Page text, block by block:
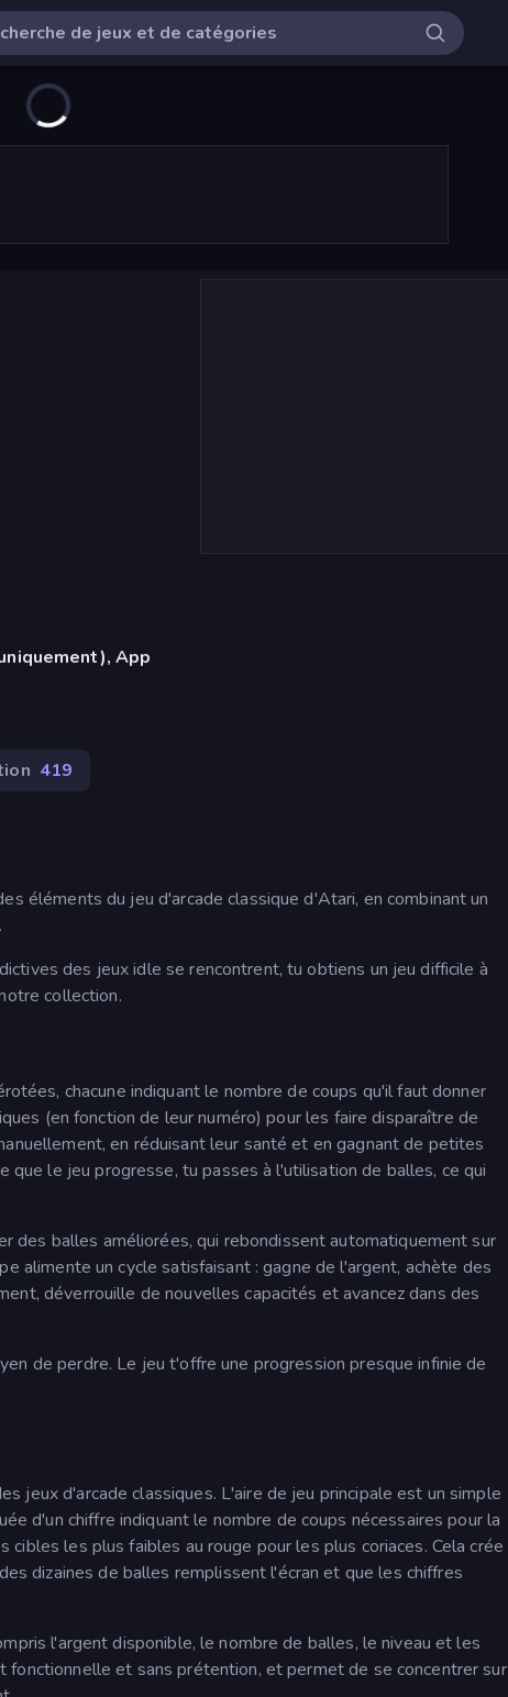
App
419
éléments du jeu d'arcade classique d'Atari, en combinant un
des jeux idle se rencontrent, tu obtiens un jeu difficile à
collection.
chacune indiquant le nombre de coups qu'il faut donner
(en fonction de leur numéro) pour les faire disparaître de
en réduisant leur santé et en gagnant de petites
que le jeu progresse, tu passes à l'utilisation de balles, ce qui
des balles améliorées, qui rebondissent automatiquement sur
alimente un cycle satisfaisant : gagne de l'argent, achète des
déverrouille de nouvelles capacités et avancez dans des
de perdre. Le jeu t'offre une progression presque infinie de
jeux d'arcade classiques. L'aire de jeu principale est un simple
d'un chiffre indiquant le nombre de coups nécessaires pour la
les plus faibles au rouge pour les plus coriaces. Cela crée
dizaines de balles remplissent l'écran et que les chiffres
l'argent disponible, le nombre de balles, le niveau et les
et sans prétention, et permet de se concentrer sur